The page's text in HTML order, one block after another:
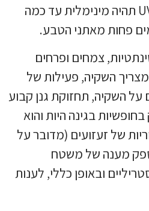
שגם דואגת כי קרינת ה-UV תהיה מינימלית עד כמה
פחות מאתני הטבע.
צמחים ופרחים
השקיה, פעילות של
על השקיה, תחזוקת גנן קבוע
בחופשיות בגינה היות והוא
של זעזועים (מדובר על
מענה של משטח
ובאופן כללי, לענות